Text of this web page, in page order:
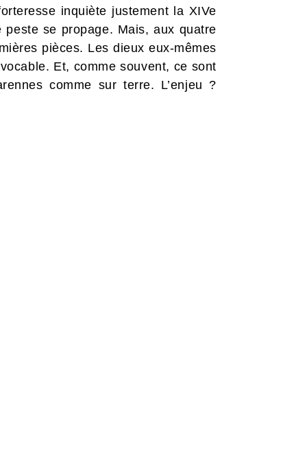
inquiète justement la XIVe
peste se propage. Mais, aux quatre
pièces. Les dieux eux-mêmes
Et, comme souvent, ce sont
comme sur terre. L’enjeu ?